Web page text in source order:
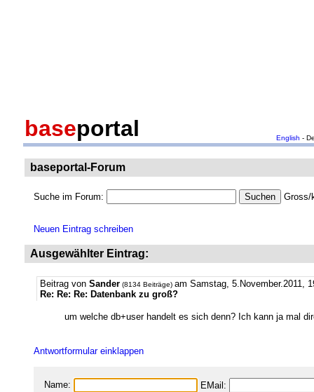
baseportal English -
baseportal-Forum
Suche im Forum: Gross/
Neuen Eintrag schreiben
Ausgewählter Eintrag:
Beitrag von Sander (8134 Beiträge) am Samstag, 5.November.2011,
Re: Re: Re: Datenbank zu groß?
um welche db+user handelt es sich denn? Ich kann ja mal
Antwortformular einklappen
Name:
EMail: